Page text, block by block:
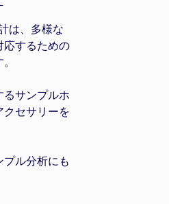
は、多様な
応するための
るサンプルホ
クセサリーを
プル分析にも